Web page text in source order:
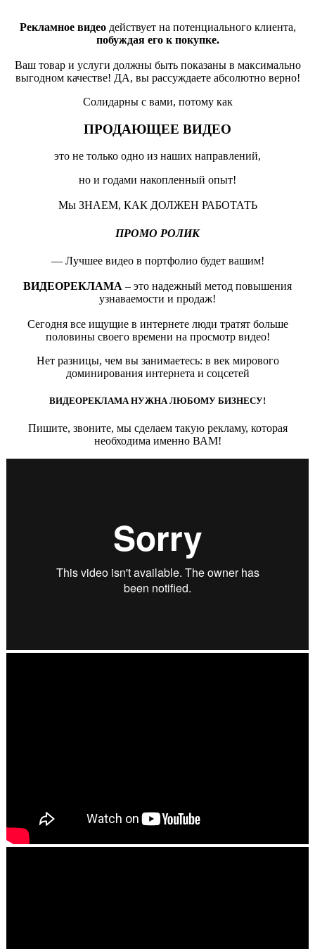
Рекламное видеодействует на потенциального клиента,
побуждая его к покупке.
Ваш товар и услуги должны быть показаны в максимально
выгодном качестве! ДА, вы рассуждаете абсолютно верно!
Солидарны с вами, потому как
ПРОДАЮЩЕЕ ВИДЕО
это не только одно из наших направлений,
но и годами накопленный опыт!
Мы ЗНАЕМ, КАК ДОЛЖЕН РАБОТАТЬ
ПРОМО РОЛИК
— Лучшее видео в портфолио будет вашим!
ВИДЕОРЕКЛАМА – это надежный метод повышения
узнаваемости и продаж!
Сегодня все ищущие в интернете люди тратят больше
половины своего времени на просмотр видео!
Нет разницы, чем вы занимаетесь: в век мирового
доминирования интернета и соцсетей
ВИДЕОРЕКЛАМА НУЖНА ЛЮБОМУ БИЗНЕСУ!
Пишите, звоните, мы сделаем такую рекламу, которая
необходима именно ВАМ!